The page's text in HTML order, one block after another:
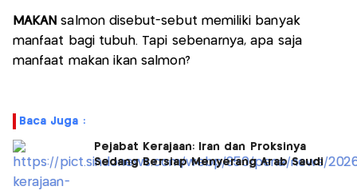
MAKAN salmon disebut-sebut memiliki banyak
manfaat bagi tubuh. Tapi sebenarnya, apa saja
manfaat makan ikan salmon?
Baca Juga :
Pejabat Kerajaan: Iran dan Proksinya
Sedang Bersiap Menyerang Arab Saudi